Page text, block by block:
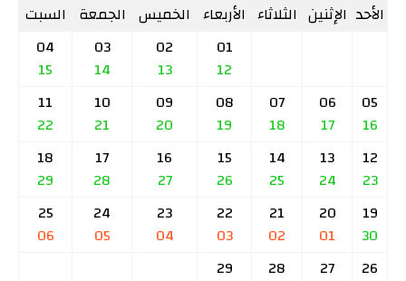
الأحد الإثنين الثلاثاء الأربعاء الخميس الجمعة السبت
01
12
02
13
03
14
04
15
05
16
06
17
07
18
08
19
09
20
10
21
11
22
12
23
13
24
14
25
15
26
16
27
17
28
18
29
19
30
20
01
21
02
22
03
23
04
24
05
25
06
26
27
28
29